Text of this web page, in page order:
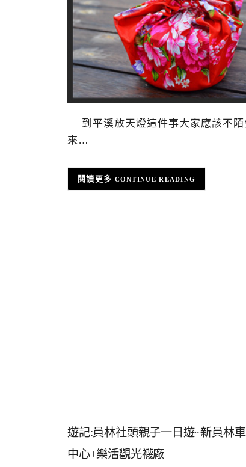
到平溪放天燈這件事大家應該不陌
來…
CONTINUE READING
遊記:員林社頭親子一日遊~新員林
中心+樂活觀光襪廠